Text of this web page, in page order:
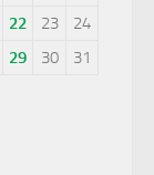
22 23
24
29 30
31